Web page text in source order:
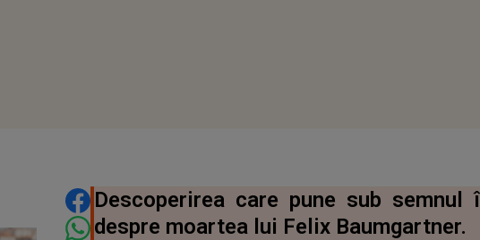
DISTRIBUIE ARTICOLUL
Descoperirea care pune sub
despre moartea lui Felix Baumgartner.